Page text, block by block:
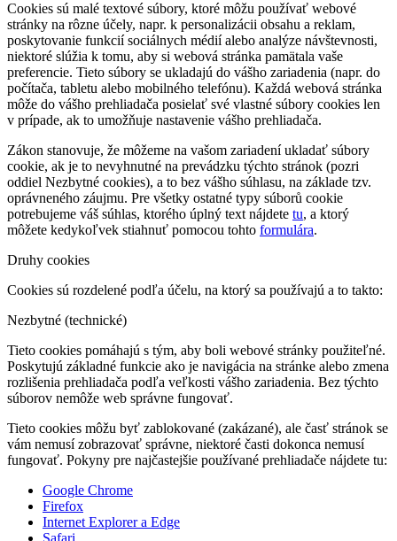
Cookies sú malé textové súbory, ktoré môžu používať webové
stránky na rôzne účely, napr. k personalizácii obsahu a reklam,
poskytovanie funkcií sociálnych médií alebo analýze návštevnosti,
niektoré slúžia k tomu, aby si webová stránka pamätala vaše
preferencie. Tieto súbory se ukladajú do vášho zariadenia (napr. do
počítača, tabletu alebo mobilného telefónu). Každá webová stránka
môže do vášho prehliadača posielať své vlastné súbory cookies len
v prípade, ak to umožňuje nastavenie vášho prehliadača.
Zákon stanovuje, že môžeme na vašom zariadení ukladať súbory
cookie, ak je to nevyhnutné na prevádzku týchto stránok (pozri
oddiel Nezbytné cookies), a to bez vášho súhlasu, na základe tzv.
oprávneného záujmu. Pre všetky ostatné typy súborů cookie
potrebujeme váš súhlas, ktorého úplný text nájdete tu, a ktorý
môžete kedykoľvek stiahnuť pomocou tohto formulára.
Druhy cookies
Cookies sú rozdelené podľa účelu, na ktorý sa používajú a to takto:
Nezbytné (technické)
Tieto cookies pomáhajú s tým, aby boli webové stránky použiteľné.
Poskytujú základné funkcie ako je navigácia na stránke alebo zmena
rozlišenia prehliadača podľa veľkosti vášho zariadenia. Bez týchto
súborov nemôže web správne fungovať.
Tieto cookies môžu byť zablokované (zakázané), ale časť stránok se
vám nemusí zobrazovať správne, niektoré časti dokonca nemusí
fungovať. Pokyny pre najčastejšie používané prehliadače nájdete tu:
Google Chrome
Firefox
Internet Explorer a Edge
Safari